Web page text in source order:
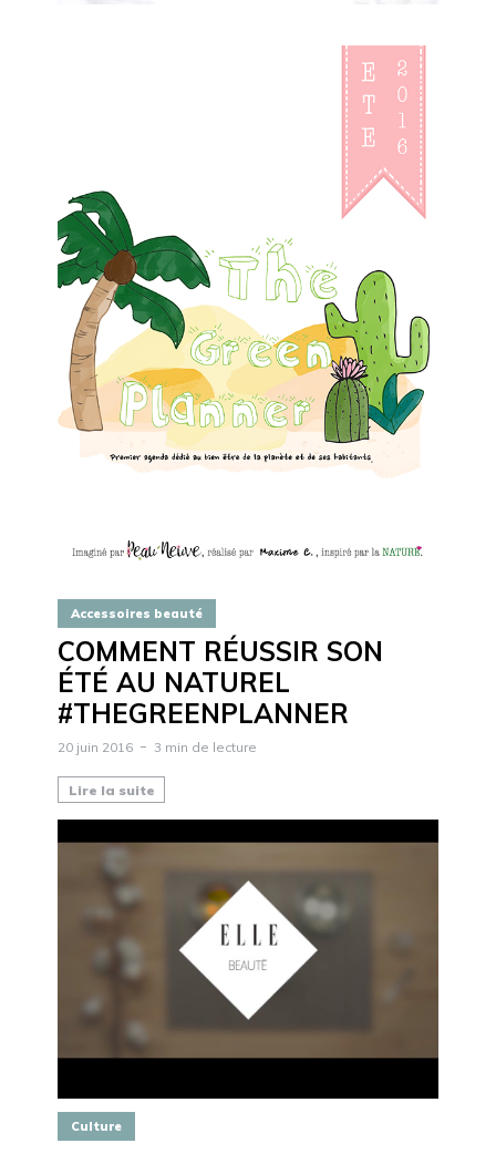
Accessoires beauté
COMMENT RÉUSSIR SON
ÉTÉ AU NATUREL
#THEGREENPLANNER
20 juin 2016 3 min de lecture
Lire la suite
Culture